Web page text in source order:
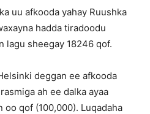
uu afkooda yahay Ruushka
hadda tiradoodu
lagu sheegay 18246 qof.
deggan ee afkooda
ah ee dalka ayaa
oo qof (100,000). Luqadaha